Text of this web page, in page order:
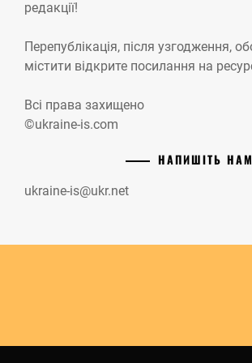
редакції!
Перепублікація, після узгодження,
містити відкрите посилання на
Всі права захищено
©ukraine-is.com
НАПИШІТЬ НАМ
ukraine-is@ukr.net